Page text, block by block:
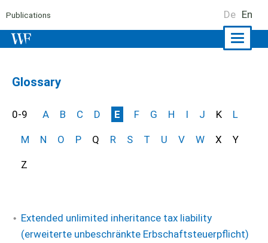
Publications De En
Glossary
0-9 A B C D E F G H I J K L
M N O P Q R S T U V W X Y
Z
Extended unlimited inheritance tax liability
(erweiterte unbeschränkte Erbschaftsteuerpflicht)